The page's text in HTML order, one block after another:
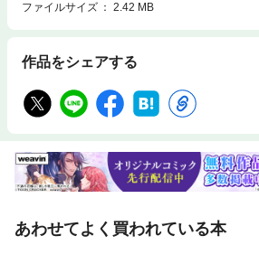
ファイルサイズ
2.42 MB
作品をシェアする
あわせてよく買われている本